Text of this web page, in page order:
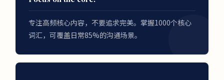
专注高频核心内容，不要追求完美。掌握1000个核心
词汇，可覆盖日常85%的沟通场景。